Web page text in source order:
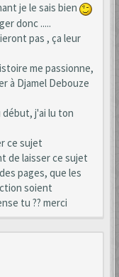
je le sais bien
donc .....
pas , ça leur
me passionne,
à Djamel Debouze
début, j'ai lu ton
ce sujet
de laisser ce sujet
pages, que les
soient
tu ?? merci